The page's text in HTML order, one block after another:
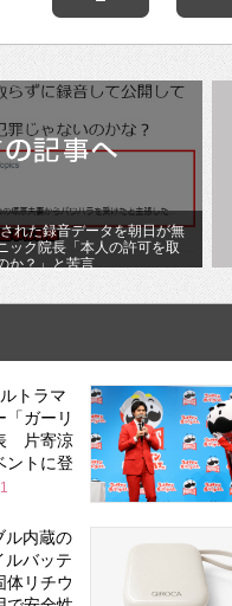
れた録音データを朝日が無
ク院長「本人の許可を取
か？」と苦言
トラマ
「ガーリ
片寄涼
ントに登
ル内蔵の
ルバッテ
リチウ